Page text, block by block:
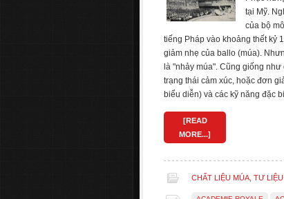
tại Mỹ.
của bộ
tiếng Pháp vào khoảng thết kỷ
giảm nhẹ của ballo (múa).
là "nhảy múa". Cũng giống
trạng thái cảm xúc, hoặc đơn
biểu diễn) và các kỹ năng đặc
[READ
MORE...]
CHẤT LIỆU MÚA TƯ LIỆU